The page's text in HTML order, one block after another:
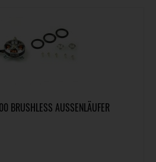
BRUSHLESS AUSSENLÄUFER